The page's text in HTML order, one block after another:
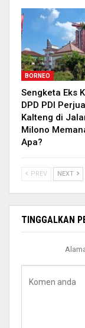
BORNEO
Sengketa Eks
DPD PDI
Kalteng di
Milono
Apa?
PREV NEXT
TINGGALKAN